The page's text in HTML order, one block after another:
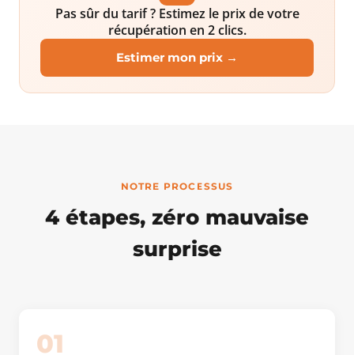
Pas sûr du tarif ? Estimez le prix de votre
récupération en 2 clics.
Estimer mon prix →
NOTRE PROCESSUS
4 étapes, zéro mauvaise
surprise
01